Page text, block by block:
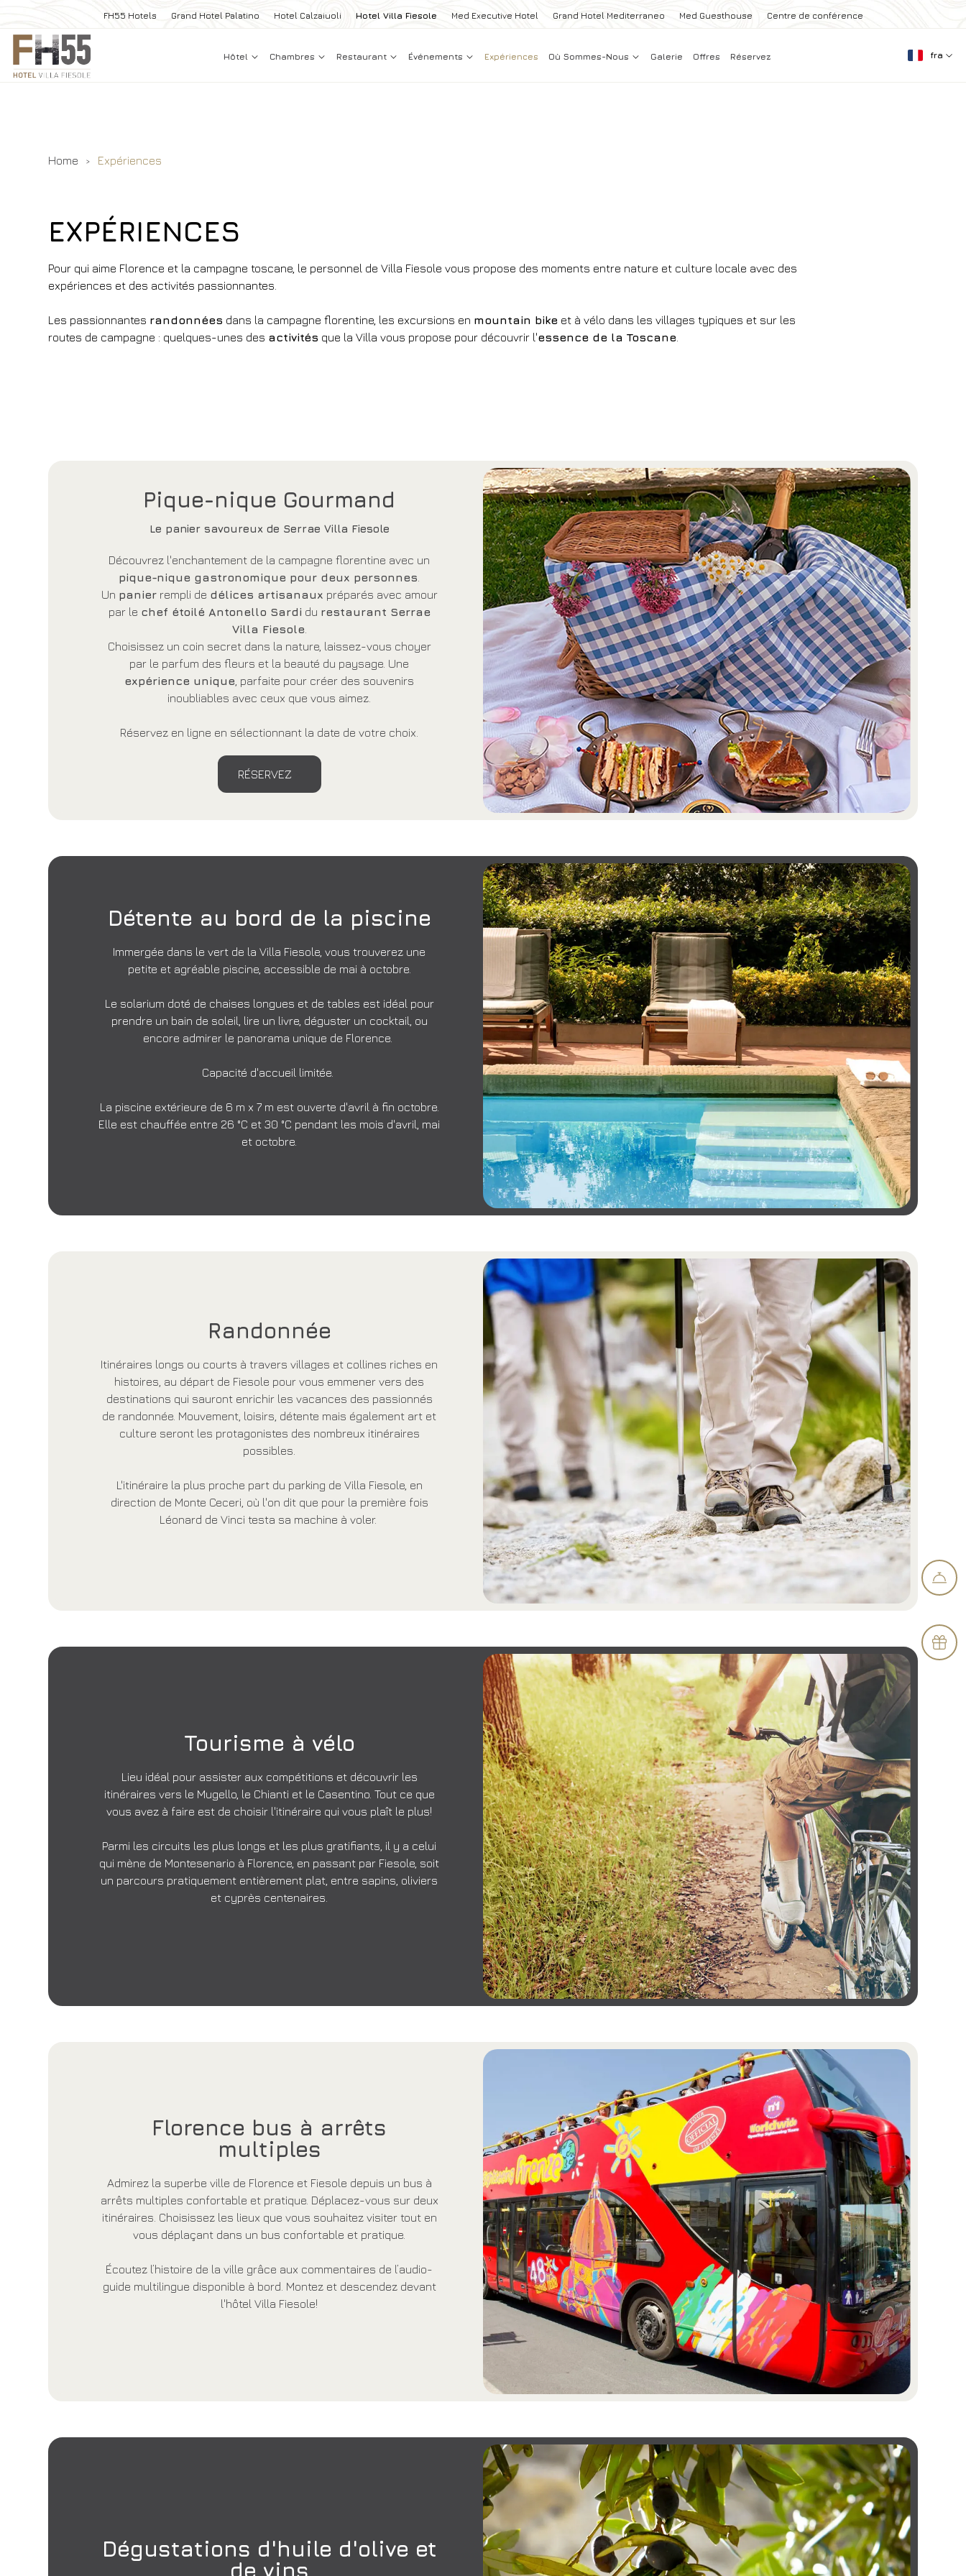
FH55 Hotels Grand Hotel Palatino Hotel Calzaiuoli Hotel Villa Fiesole Med Executive Hotel Grand Hotel Mediterraneo Med Guesthouse Centre de conférence
Hôtel Chambres Restaurant Événements Expériences Où Sommes-Nous Galerie Offres Réservez fra
Home Expériences
EXPÉRIENCES
Pour qui aime Florence et la campagne toscane, le personnel de Villa Fiesole vous propose des moments entre nature et culture locale avec des
expériences et des activités passionnantes.
Les passionnantes randonnées dans la campagne florentine, les excursions en mountain bike et à vélo dans les villages typiques et sur les
routes de campagne : quelques-unes des activités que la Villa vous propose pour découvrir l'essence de la Toscane
Pique-nique Gourmand
Le panier savoureux de Serrae Villa Fiesole
Découvrez l'enchantement de la campagne florentine avec un
pique-nique gastronomique pour deux personnes
Un panierrempli de délices artisanaux préparés avec amour
par le chef étoilé Antonello Sardi du restaurant Serrae
Villa Fiesole
Choisissez un coin secret dans la nature, laissez-vous choyer
par le parfum des fleurs et la beauté du paysage. Une
expérience unique , parfaite pour créer des souvenirs
inoubliables avec ceux que vous aimez.
Réservez en ligne en sélectionnant la date de votre choix.
RÉSERVEZ
Détente au bord de la piscine
Immergée dans le vert de la Villa Fiesole, vous trouverez une
petite et agréable piscine, accessible de mai à octobre.
Le solarium doté de chaises longues et de tables est idéal pour
prendre un bain de soleil, lire un livre, déguster un cocktail, ou
encore admirer le panorama unique de Florence.
Capacité d'accueil limitée.
La piscine extérieure de 6 m x 7 m est ouverte d'avril à fin octobre.
Elle est chauffée entre 26 °C et 30 °C pendant les mois d'avril, mai
et octobre.
Randonnée
Itinéraires longs ou courts à travers villages et collines riches en
histoires, au départ de Fiesole pour vous emmener vers des
destinations qui sauront enrichir les vacances des passionnés
de randonnée. Mouvement, loisirs, détente mais également art et
culture seront les protagonistes des nombreux itinéraires
possibles.
L'itinéraire la plus proche part du parking de Villa Fiesole, en
direction de Monte Ceceri, où l'on dit que pour la première fois
Léonard de Vinci testa sa machine à voler.
Tourisme à vélo
Lieu idéal pour assister aux compétitions et découvrir les
itinéraires vers le Mugello, le Chianti et le Casentino. Tout ce que
vous avez à faire est de choisir l'itinéraire qui vous plaît le plus!
Parmi les circuits les plus longs et les plus gratifiants, il y a celui
qui mène de Montesenario à Florence, en passant par Fiesole, soit
un parcours pratiquement entièrement plat, entre sapins, oliviers
et cyprès centenaires.
Florence bus à arrêts
multiples
Admirez la superbe ville de Florence et Fiesole depuis un bus à
arrêts multiples confortable et pratique. Déplacez-vous sur deux
itinéraires. Choisissez les lieux que vous souhaitez visiter tout en
vous déplaçant dans un bus confortable et pratique.
Écoutez l’histoire de la ville grâce aux commentaires de l’audio-
guide multilingue disponible à bord. Montez et descendez devant
l'hôtel Villa Fiesole!
Dégustations d'huile d'olive et
de vins